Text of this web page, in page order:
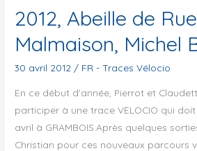
d’Annecy
2012, Abeille de
Malmaison, Michel
30 avril 2012 / FR - Traces Vélocio
En ce début d’année, Pierrot et
participer à une trace VELOCIO qui
avril à GRAMBOIS.Après quelques
Christian pour ces nouveaux parcours